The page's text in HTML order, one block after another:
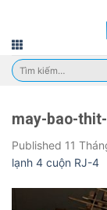
content
Tìm
kiếm:
may-bao-
Published 11
lạnh 4 cuộn RJ-4